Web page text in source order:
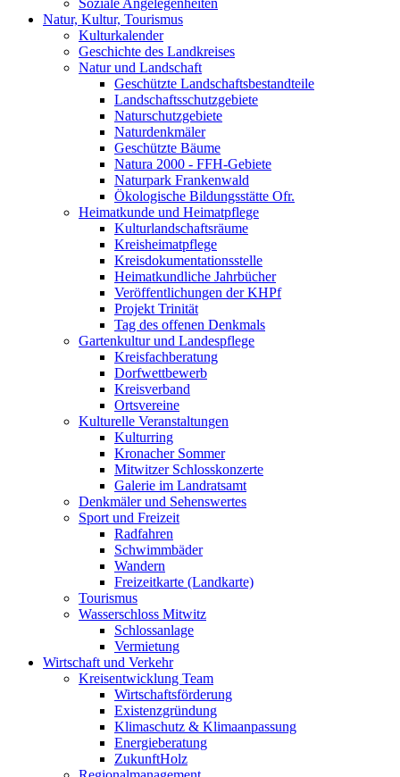
Soziale Angelegenheiten
Natur, Kultur, Tourismus
Kulturkalender
Geschichte des Landkreises
Natur und Landschaft
Geschützte Landschaftsbestandteile
Landschaftsschutzgebiete
Naturschutzgebiete
Naturdenkmäler
Geschützte Bäume
Natura 2000 - FFH-Gebiete
Naturpark Frankenwald
Ökologische Bildungsstätte Ofr.
Heimatkunde und Heimatpflege
Kulturlandschaftsräume
Kreisheimatpflege
Kreisdokumentationsstelle
Heimatkundliche Jahrbücher
Veröffentlichungen der KHPf
Projekt Trinität
Tag des offenen Denkmals
Gartenkultur und Landespflege
Kreisfachberatung
Dorfwettbewerb
Kreisverband
Ortsvereine
Kulturelle Veranstaltungen
Kulturring
Kronacher Sommer
Mitwitzer Schlosskonzerte
Galerie im Landratsamt
Denkmäler und Sehenswertes
Sport und Freizeit
Radfahren
Schwimmbäder
Wandern
Freizeitkarte (Landkarte)
Tourismus
Wasserschloss Mitwitz
Schlossanlage
Vermietung
Wirtschaft und Verkehr
Kreisentwicklung Team
Wirtschaftsförderung
Existenzgründung
Klimaschutz & Klimaanpassung
Energieberatung
ZukunftHolz